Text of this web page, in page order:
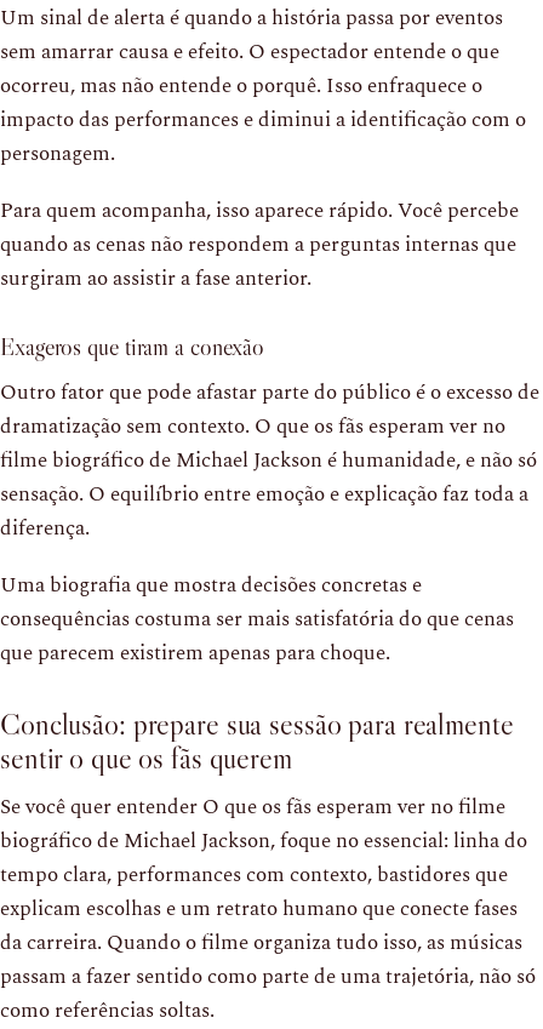
Um sinal de alerta é quando a história passa por eventos
sem amarrar causa e efeito. O espectador entende o que
ocorreu, mas não entende o porquê. Isso enfraquece o
impacto das performances e diminui a identificação com o
personagem.
Para quem acompanha, isso aparece rápido. Você percebe
quando as cenas não respondem a perguntas internas que
surgiram ao assistir a fase anterior.
Exageros que tiram a conexão
Outro fator que pode afastar parte do público é o excesso de
dramatização sem contexto. O que os fãs esperam ver no
filme biográfico de Michael Jackson é humanidade, e não só
sensação. O equilíbrio entre emoção e explicação faz toda a
diferença.
Uma biografia que mostra decisões concretas e
consequências costuma ser mais satisfatória do que cenas
que parecem existirem apenas para choque.
Conclusão: prepare sua sessão para realmente
sentir o que os fãs querem
Se você quer entender O que os fãs esperam ver no filme
biográfico de Michael Jackson, foque no essencial: linha do
tempo clara, performances com contexto, bastidores que
explicam escolhas e um retrato humano que conecte fases
da carreira. Quando o filme organiza tudo isso, as músicas
passam a fazer sentido como parte de uma trajetória, não só
como referências soltas.